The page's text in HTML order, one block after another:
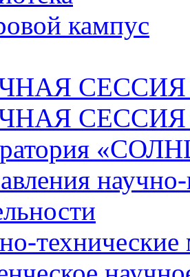
кампус
СЕССИЯ
научно-
технические